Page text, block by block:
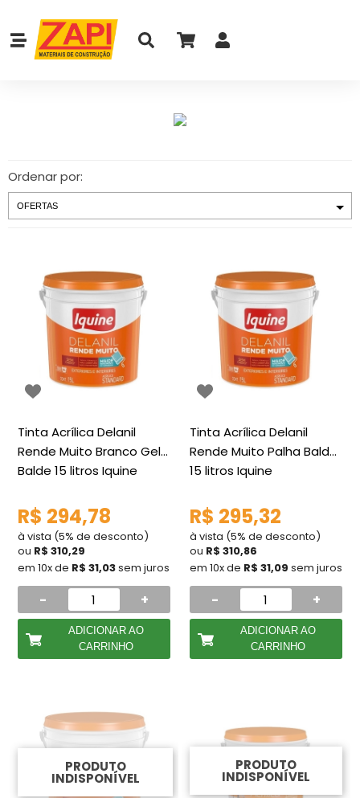
Ordenar por:
Tinta Acrílica Delanil
Rende Muito Branco Gelo
Balde 15 litros Iquine
R$ 294,78
à vista (5% de desconto)
ou R$ 310,29
em 10x de R$ 31,03sem juros
- +
ADICIONAR AO
CARRINHO
Tinta Acrílica Delanil
Rende Muito Palha Balde
15 litros Iquine
R$ 295,32
à vista (5% de desconto)
ou R$ 310,86
em 10x de R$ 31,09 sem juros
- +
ADICIONAR AO
CARRINHO
PRODUTO
INDISPONÍVEL
PRODUTO
INDISPONÍVEL